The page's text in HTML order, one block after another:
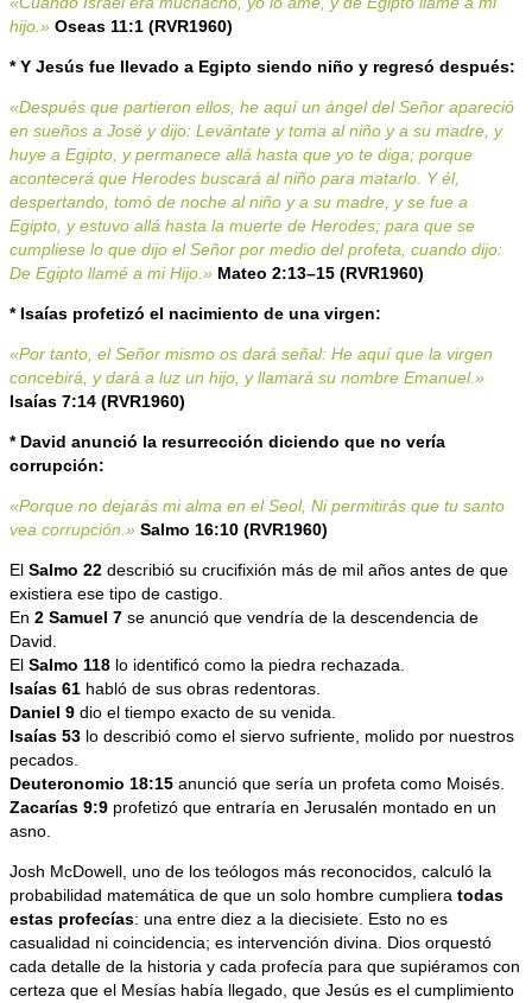
hijo.» Oseas 11:1 (RVR1960)
* Y Jesús fue llevado a Egipto siendo niño y regresó después:
«Después que partieron ellos, he aquí un ángel del Señor apareció
en sueños a José y dijo: Levántate y toma al niño y a su madre, y
huye a Egipto, y permanece allá hasta que yo te diga; porque
acontecerá que Herodes buscará al niño para matarlo. Y él,
despertando, tomó de noche al niño y a su madre, y se fue a
Egipto, y estuvo allá hasta la muerte de Herodes; para que se
cumpliese lo que dijo el Señor por medio del profeta, cuando dijo:
De Egipto llamé a mi Hijo.» Mateo 2:13–15 (RVR1960)
* Isaías profetizó el nacimiento de una virgen:
«Por tanto, el Señor mismo os dará señal: He aquí que la virgen
concebirá, y dará a luz un hijo, y llamará su nombre Emanuel.»
Isaías 7:14 (RVR1960)
* David anunció la resurrección diciendo que no vería
corrupción:
«Porque no dejarás mi alma en el Seol, Ni permitirás que tu santo
vea corrupción.» Salmo 16:10 (RVR1960)
El Salmo 22 describió su crucifixión más de mil años antes de que
existiera ese tipo de castigo.
En 2 Samuel 7 se anunció que vendría de la descendencia de
David.
El Salmo 118 lo identificó como la piedra rechazada.
Isaías 61 habló de sus obras redentoras.
Daniel 9 dio el tiempo exacto de su venida.
Isaías 53 lo describió como el siervo sufriente, molido por nuestros
pecados.
Deuteronomio 18:15 anunció que sería un profeta como Moisés.
Zacarías 9:9 profetizó que entraría en Jerusalén montado en un
asno.
Josh McDowell, uno de los teólogos más reconocidos, calculó la
probabilidad matemática de que un solo hombre cumpliera todas
estas profecías: una entre diez a la diecisiete. Esto no es
casualidad ni coincidencia; es intervención divina. Dios orquestó
cada detalle de la historia y cada profecía para que supiéramos con
certeza que el Mesías había llegado, que Jesús es el cumplimiento